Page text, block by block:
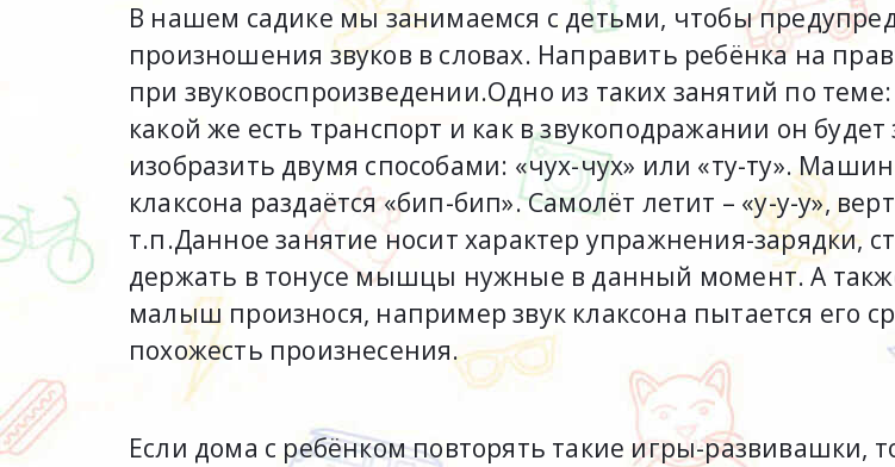
В нашем садике мы занимаемся с детьми, чтобы
произношения звуков в словах. Направить ребёнка на
при звуковоспроизведении.Одно из таких занятий по
какой же есть транспорт и как в звукоподражании он
изобразить двумя способами: «чух-чух» или «ту-ту».
клаксона раздаётся «бип-бип». Самолёт летит – «у-у-у»,
т.п.Данное занятие носит характер упражнения-
держать в тонусе мышцы нужные в данный момент. А
малыш произнося, например звук клаксона пытается его
похожесть произнесения.
Если дома с ребёнком повторять такие игры-развивашки,